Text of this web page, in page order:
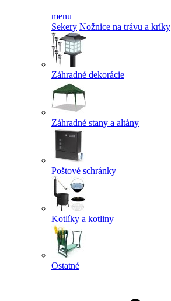
menu
Sekery Nožnice na trávu a kríky
Záhradné dekorácie
Záhradné stany a altány
Poštové schránky
Kotlíky a kotliny
Ostatné